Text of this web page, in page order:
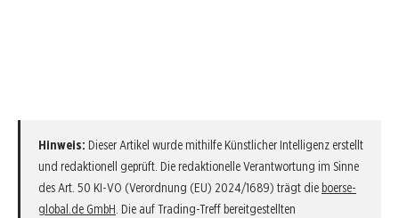
Hinweis: Dieser Artikel wurde mithilfe Künstlicher Intelligenz erstellt
und redaktionell geprüft. Die redaktionelle Verantwortung im Sinne
des Art. 50 KI-VO (Verordnung (EU) 2024/1689) trägt die boerse-
global.de GmbH . Die auf Trading-Treff bereitgestellten